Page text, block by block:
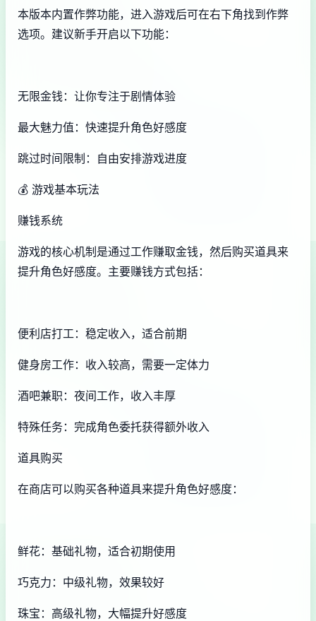
本版本内置作弊功能，进入游戏后可在右下角找到作弊
选项。建议新手开启以下功能：
无限金钱：让你专注于剧情体验
最大魅力值：快速提升角色好感度
跳过时间限制：自由安排游戏进度
💰 游戏基本玩法
赚钱系统
游戏的核心机制是通过工作赚取金钱，然后购买道具来
提升角色好感度。主要赚钱方式包括：
便利店打工：稳定收入，适合前期
健身房工作：收入较高，需要一定体力
酒吧兼职：夜间工作，收入丰厚
特殊任务：完成角色委托获得额外收入
道具购买
在商店可以购买各种道具来提升角色好感度：
鲜花：基础礼物，适合初期使用
巧克力：中级礼物，效果较好
珠宝：高级礼物，大幅提升好感度